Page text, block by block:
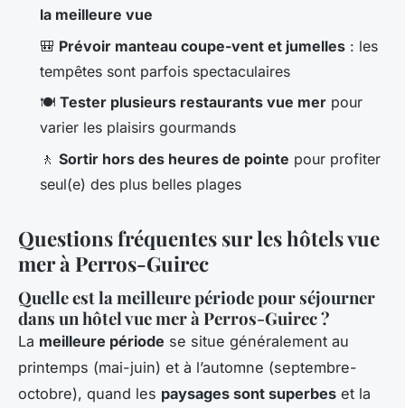
la meilleure vue
🎒 Prévoir manteau coupe-vent et jumelles : les
tempêtes sont parfois spectaculaires
🍽️ Tester plusieurs restaurants vue mer pour
varier les plaisirs gourmands
🚶 Sortir hors des heures de pointe pour profiter
seul(e) des plus belles plages
Questions fréquentes sur les hôtels vue
mer à Perros-Guirec
Quelle est la meilleure période pour séjourner
dans un hôtel vue mer à Perros-Guirec ?
La meilleure période se situe généralement au
printemps (mai-juin) et à l’automne (septembre-
octobre), quand les paysages sont superbes et la